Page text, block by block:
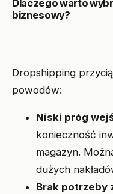
Dlaczego warto
biznesowy?
Dropshipping
powodów:
Niski próg
konieczność
magazyn.
dużych
Brak potrzeby